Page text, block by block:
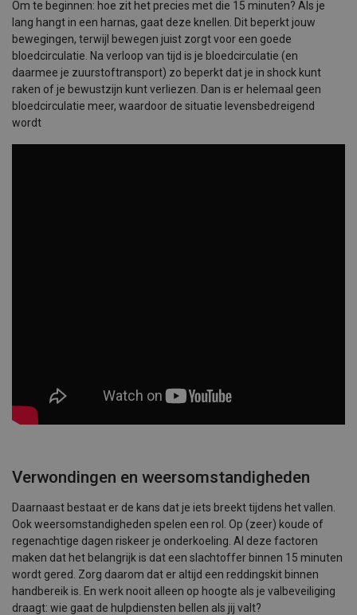
Om te beginnen: hoe zit het precies met die 15 minuten? Als je
lang hangt in een harnas, gaat deze knellen. Dit beperkt jouw
bewegingen, terwijl bewegen juist zorgt voor een goede
bloedcirculatie. Na verloop van tijd is je bloedcirculatie (en
daarmee je zuurstoftransport) zo beperkt dat je in shock kunt
raken of je bewustzijn kunt verliezen. Dan is er helemaal geen
bloedcirculatie meer, waardoor de situatie levensbedreigend
wordt
Verwondingen en weersomstandigheden
Daarnaast bestaat er de kans dat je iets breekt tijdens het vallen.
Ook weersomstandigheden spelen een rol. Op (zeer) koude of
regenachtige dagen riskeer je onderkoeling. Al deze factoren
maken dat het belangrijk is dat een slachtoffer binnen 15 minuten
wordt gered. Zorg daarom dat er altijd een reddingskit binnen
handbereik is. En werk nooit alleen op hoogte als je valbeveiliging
draagt: wie gaat de hulpdiensten bellen als jij valt?